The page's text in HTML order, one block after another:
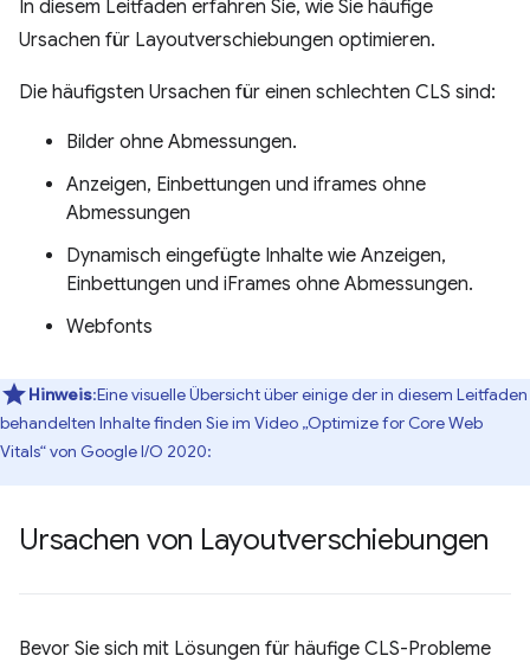
In diesem Leitfaden erfahren Sie, wie Sie häufige
Ursachen für Layoutverschiebungen optimieren.
Die häufigsten Ursachen für einen schlechten CLS sind:
Bilder ohne Abmessungen.
Anzeigen, Einbettungen und iframes ohne
Abmessungen
Dynamisch eingefügte Inhalte wie Anzeigen,
Einbettungen und iFrames ohne Abmessungen.
Webfonts
Hinweis:Eine visuelle Übersicht über einige der in diesem Leitfaden
behandelten Inhalte finden Sie im Video „Optimize for Core Web
Vitals“ von Google I/O 2020:
Ursachen von Layoutverschiebungen
Bevor Sie sich mit Lösungen für häufige CLS-Probleme